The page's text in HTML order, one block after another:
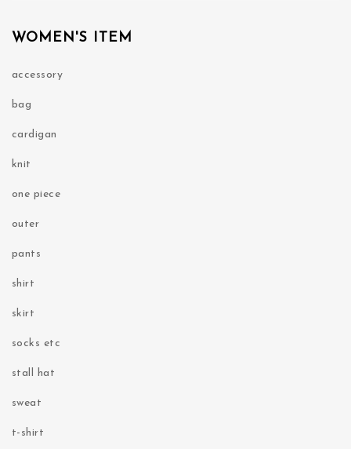
WOMEN'S ITEM
accessory
bag
cardigan
knit
one piece
outer
pants
shirt
skirt
socks etc
stall hat
sweat
t-shirt